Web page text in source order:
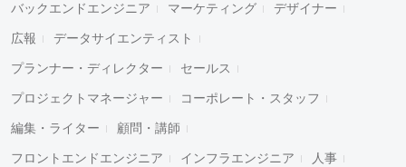
バックエンドエンジニア マーケティング デザイナー
広報 データサイエンティスト
プランナー・ディレクター セールス
プロジェクトマネージャー コーポレート・スタッフ
編集・ライター 顧問・講師
フロントエンドエンジニア インフラエンジニア 人事